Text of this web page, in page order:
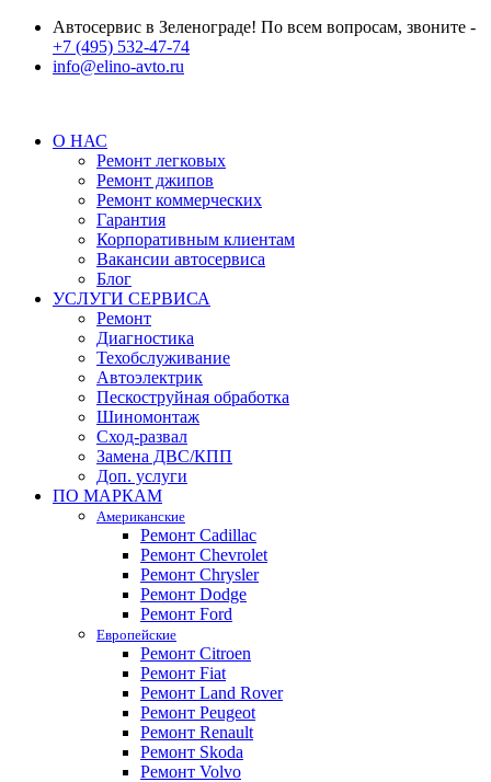
Автосервис в Зеленограде! По всем вопросам, звоните -
+7 (495) 532-47-74
info@elino-avto.ru
О НАС
Ремонт легковых
Ремонт джипов
Ремонт коммерческих
Гарантия
Корпоративным клиентам
Вакансии автосервиса
Блог
УСЛУГИ СЕРВИСА
Ремонт
Диагностика
Техобслуживание
Автоэлектрик
Пескоструйная обработка
Шиномонтаж
Сход-развал
Замена ДВС/КПП
Доп. услуги
ПО МАРКАМ
Американские
Ремонт Cadillac
Ремонт Chevrolet
Ремонт Chrysler
Ремонт Dodge
Ремонт Ford
Европейские
Ремонт Citroen
Ремонт Fiat
Ремонт Land Rover
Ремонт Peugeot
Ремонт Renault
Ремонт Skoda
Ремонт Volvo